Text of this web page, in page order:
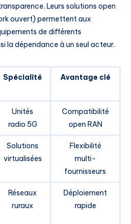
Leurs solutions open
ouvert) permettent aux
de différents
la dépendance à un seul acteur.
Spécialité Avantage clé
Unités
radio 5G
Compatibilité
open RAN
Solutions
virtualisées
Flexibilité
multi-
fournisseurs
Réseaux
ruraux
Déploiement
rapide